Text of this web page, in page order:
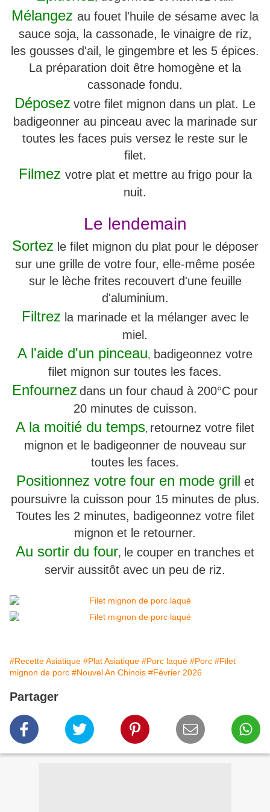
Mélangez au fouet l'huile de sésame avec la
sauce soja, la cassonade, le vinaigre de riz,
les gousses d'ail, le gingembre et les 5 épices.
La préparation doit être homogène et la
cassonade fondu.
Déposez votre filet mignon dans un plat. Le
badigeonner au pinceau avec la marinade sur
toutes les faces puis versez le reste sur le
filet.
Filmez votre plat et mettre au frigo pour la
nuit.
Le lendemain
Sortez le filet mignon du plat pour le déposer
sur une grille de votre four, elle-même posée
sur le lèche frites recouvert d'une feuille
d'aluminium.
Filtrez la marinade et la mélanger avec le
miel.
A l'aide d'un pinceau, badigeonnez votre
filet mignon sur toutes les faces.
Enfournez dans un four chaud à 200°C pour
20 minutes de cuisson.
A la moitié du temps, retournez votre filet
mignon et le badigeonner de nouveau sur
toutes les faces.
Positionnez votre four en mode grill et
poursuivre la cuisson pour 15 minutes de plus.
Toutes les 2 minutes, badigeonnez votre filet
mignon et le retourner.
Au sortir du four, le couper en tranches et
servir aussitôt avec un peu de riz.
#Recette Asiatique #Plat Asiatique #Porc laqué #Porc #Filet
mignon de porc #Nouvel An Chinois #Février 2026
Partager